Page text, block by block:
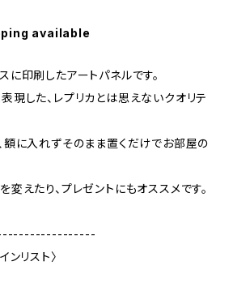
available
に印刷したアートパネルです。
現した、レプリカとは思えないクオリテ
額に入れずそのまま置くだけでお部屋の
えたり、プレゼントにもオススメです。
リスト〉